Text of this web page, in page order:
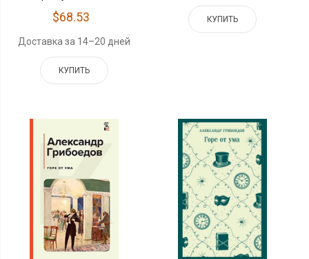
$68.53
Доставка за 14–20 дней
КУПИТЬ
КУПИТЬ